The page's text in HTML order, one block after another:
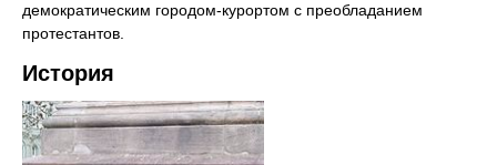
демократическим городом-курортом с преобладанием
протестантов.
История